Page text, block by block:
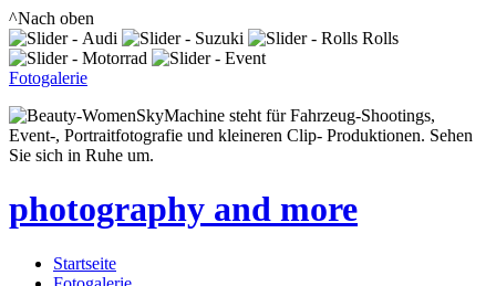
^Nach oben
Fotogalerie
SkyMachine steht für Fahrzeug-Shootings,
Event-, Portraitfotografie und kleineren Clip- Produktionen. Sehen
Sie sich in Ruhe um.
photography and more
Startseite